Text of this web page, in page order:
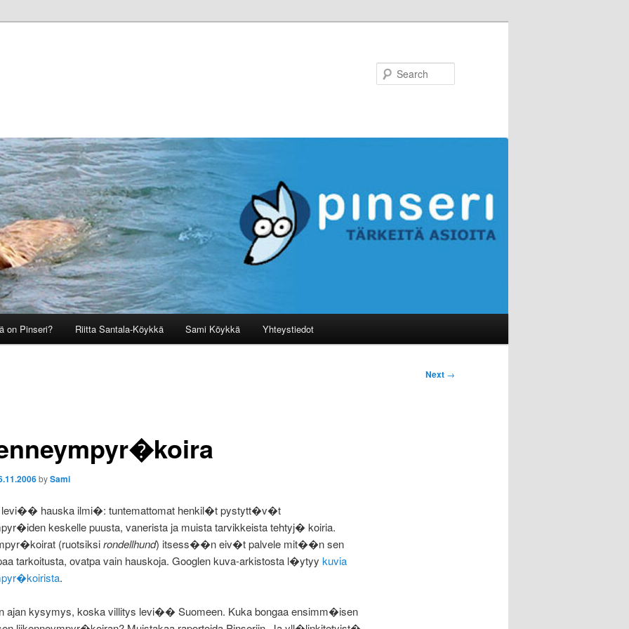
on Pinseri? Riitta Santala-Köykkä Sami Köykkä Yhteystiedot
Next →
bySami
levi�� hauska ilmi�: tuntemattomat henkil�t pystytt�v�t
keskelle puusta, vanerista ja muista tarvikkeista tehtyj� koiria.
(ruotsiksirondellhund) itsess��n eiv�t palvele mit��n sen
tarkoitusta, ovatpa vain hauskoja. Googlen kuva-arkistosta l�ytyy kuvia
.
ajan kysymys, koska villitys levi�� Suomeen. Kuka bongaa ensimm�isen